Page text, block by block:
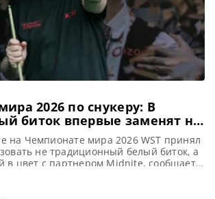
2026 по снукеру: В
биток впервые заменят на
на Чемпионате мира 2026 WST принял
не традиционный белый биток, а
в цвет с партнером Midnite, сообщает